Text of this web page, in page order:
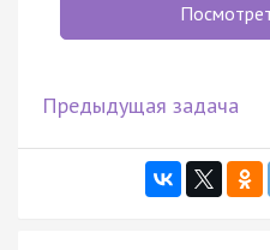
Предыдущая задача